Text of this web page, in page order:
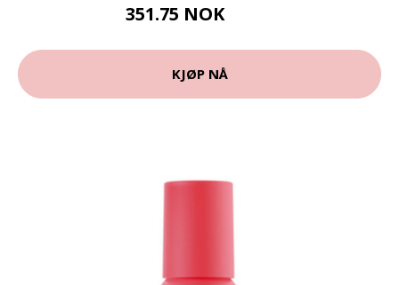
351.75 NOK
KJØP NÅ